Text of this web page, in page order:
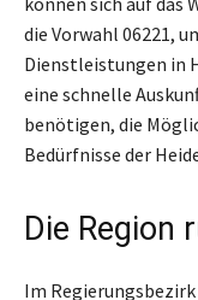
die Vorwahl 06221,
Dienstleistungen in
eine schnelle
benötigen, die
Bedürfnisse der
Die Region
Im